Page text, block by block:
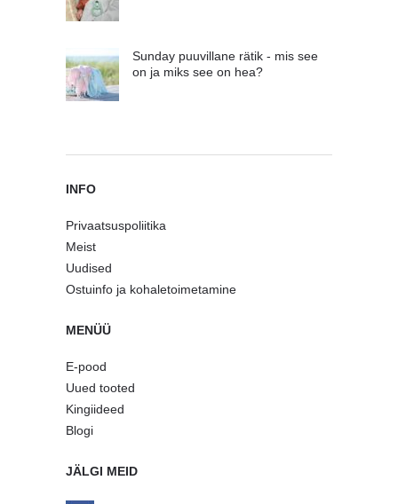
Sunday puuvillane rätik - mis see
on ja miks see on hea?
INFO
Privaatsuspoliitika
Meist
Uudised
Ostuinfo ja kohaletoimetamine
MENÜÜ
E-pood
Uued tooted
Kingiideed
Blogi
JÄLGI MEID